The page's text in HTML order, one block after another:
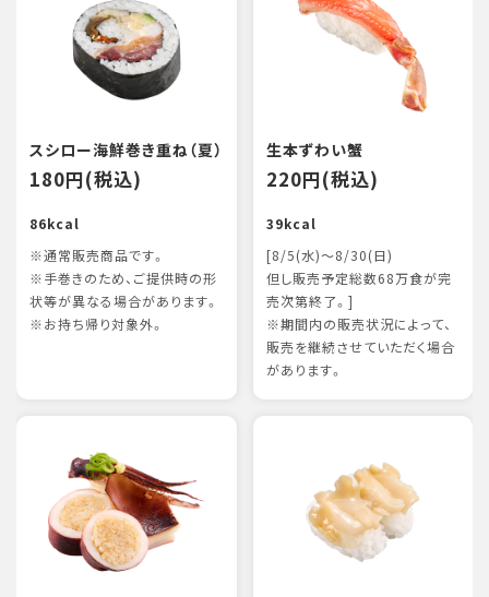
スシロー海鮮巻き重ね（夏）
180円(税込)
86kcal
※通常販売商品です。
※手巻きのため、ご提供時の形
状等が異なる場合があります。
※お持ち帰り対象外。
生本ずわい蟹
220円(税込)
39kcal
[8/5(水)～8/30(日)
但し販売予定総数68万食が完
売次第終了。]
※期間内の販売状況によって、
販売を継続させていただく場合
があります。